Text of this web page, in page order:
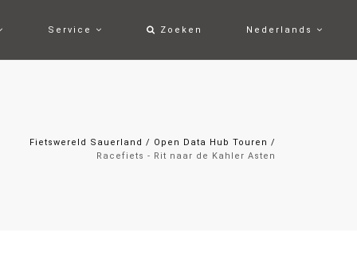
Service Zoeken Nederlands
Fietswereld Sauerland / Open Data Hub Touren /
Racefiets - Rit naar de Kahler Asten